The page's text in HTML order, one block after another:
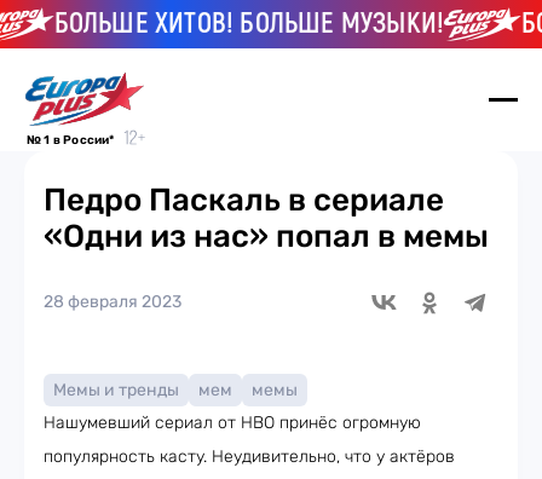
БОЛЬШЕ ХИТОВ! БОЛЬШЕ МУЗЫКИ!
№ 1 в России*
Педро Паскаль в сериале
«Одни из нас» попал в мемы
28 февраля 2023
Мемы и тренды мем
мемы
Нашумевший сериал от HBO принёс огромную
популярность касту. Неудивительно, что у актёров